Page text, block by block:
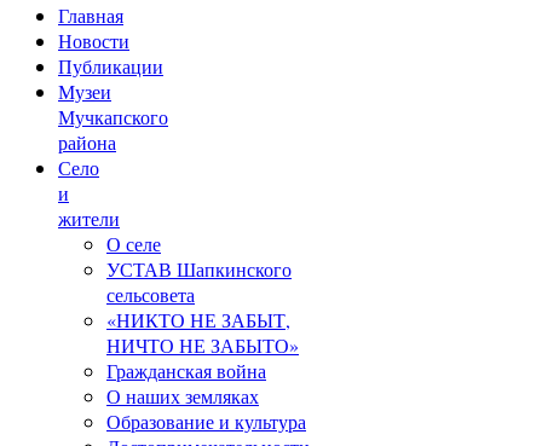
Главная
Новости
Публикации
Музеи
Мучкапского
района
Село
и
жители
О селе
УСТАВ Шапкинского
сельсовета
«НИКТО НЕ ЗАБЫТ,
НИЧТО НЕ ЗАБЫТО»
Гражданская война
О наших земляках
Образование и культура